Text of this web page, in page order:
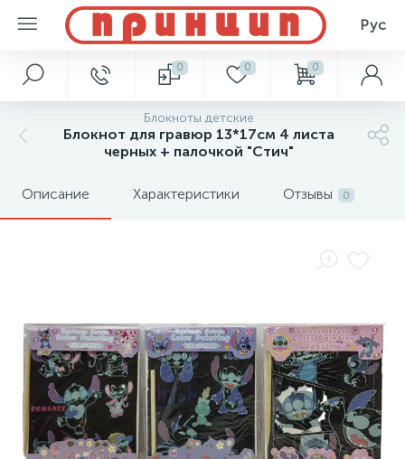
Рус
0 0 0
Блокноты детские
Блокнот для гравюр 13*17см 4 листа
черных + палочкой "Стич"
Описание Характеристики Отзывы 0